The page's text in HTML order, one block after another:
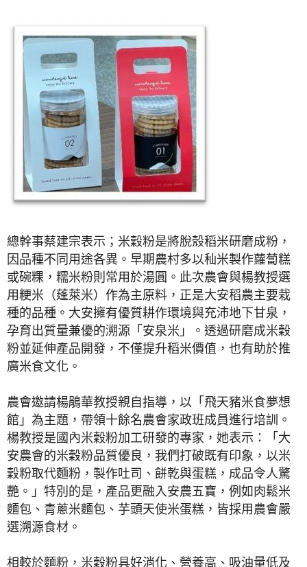
總幹事蔡建宗表示；米穀粉是將脫殼稻米研磨成粉，
因品種不同用途各異。早期農村多以秈米製作蘿蔔糕
或碗粿，糯米粉則常用於湯圓。此次農會與楊教授選
用粳米（蓬萊米）作為主原料，正是大安稻農主要栽
種的品種。大安擁有優質耕作環境與充沛地下甘泉，
孕育出質量兼優的溯源「安泉米」。透過研磨成米穀
粉並延伸產品開發，不僅提升稻米價值，也有助於推
廣米食文化。
農會邀請楊鵑華教授親自指導，以「飛天豬米食夢想
館」為主題，帶領十餘名農會家政班成員進行培訓。
楊教授是國內米穀粉加工研發的專家，她表示：「大
安農會的米穀粉品質優良，我們打破既有印象，以米
穀粉取代麵粉，製作吐司、餅乾與蛋糕，成品令人驚
艷。」特別的是，產品更融入安農五寶，例如肉鬆米
麵包、青蔥米麵包、芋頭天使米蛋糕，皆採用農會嚴
選溯源食材。
相較於麵粉，米穀粉具好消化、營養高、吸油量低及